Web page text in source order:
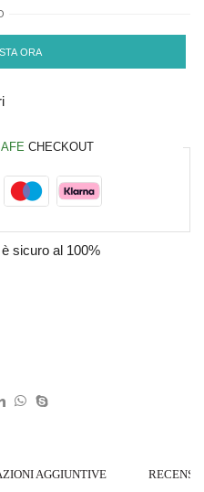
ORA
CHECKOUT
sicuro al 100%
AGGIUNTIVE